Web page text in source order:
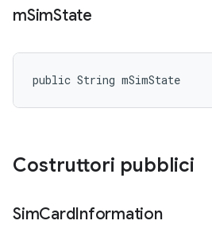
mSimState
public String mSimState
Costruttori pubblici
SimCardInformation